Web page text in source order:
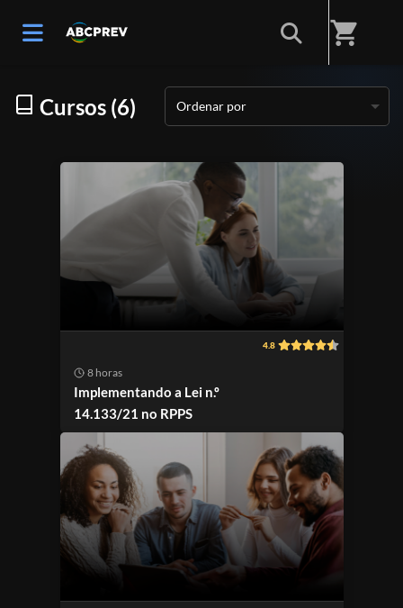
shopping_cart
Início / Gestão Pública e Governança do RPPS
Cursos (6) Ordenar por
4.8
8 horas
Implementando a Lei n.º
14.133/21 no RPPS